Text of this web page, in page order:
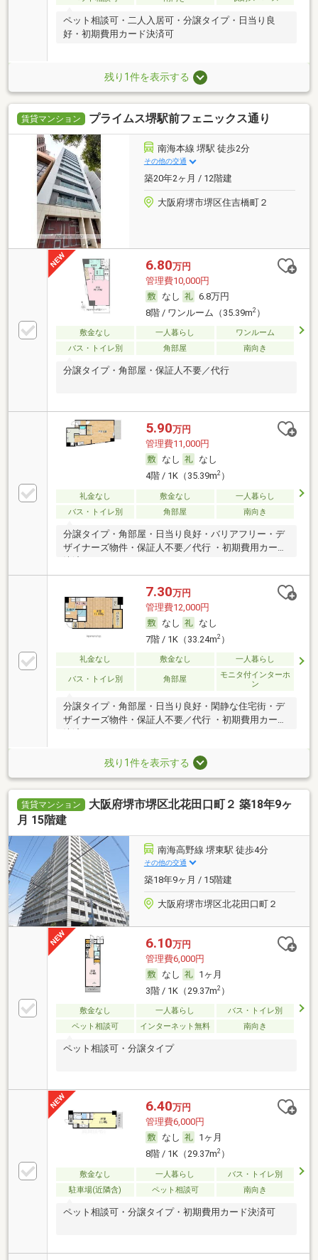
ペット相談可・二人入居可・分譲タイプ・日当り良
好・初期費用カード決済可
残り1件を表示する
賃貸マンション プライムス堺駅前フェニックス通り
南海本線 堺駅 徒歩2分
その他の交通
築20年2ヶ月 / 12階建
大阪府堺市堺区住吉橋町２
6.80万円
管理費10,000円
なし
6.8万円
8階 / ワンルーム（35.39m2）
敷金なし 一人暮らし
ワンルーム
バス・トイレ別
角部屋 南向き
分譲タイプ・角部屋・保証人不要／代行
5.90万円
管理費11,000円
なし
なし
4階 / 1K（35.39m2）
礼金なし 敷金なし
一人暮らし
バス・トイレ別
角部屋 南向き
分譲タイプ・角部屋・日当り良好・バリアフリー・デ
ザイナーズ物件・保証人不要／代行 ・初期費用カード
決済可
7.30万円
管理費12,000円
なし
なし
7階 / 1K（33.24m2）
礼金なし 敷金なし 一人暮らし
バス・トイレ別 角部屋
モニタ付インターホ
ン
分譲タイプ・角部屋・日当り良好・閑静な住宅街・デ
ザイナーズ物件・保証人不要／代行 ・初期費用カード
残り1件を表示する
賃貸マンション
大阪府堺市堺区北花田口町２ 築18年9ヶ
月 15階建
南海高野線 堺東駅 徒歩4分
その他の交通
築18年9ヶ月 / 15階建
大阪府堺市堺区北花田口町２
6.10万円
管理費6,000円
なし
1ヶ月
3階 / 1K（29.37m2）
敷金なし 一人暮らし
バス・トイレ別
ペット相談可
インターネット無料 南向き
ペット相談可・分譲タイプ
6.40万円
管理費6,000円
なし
1ヶ月
8階 / 1K（29.37m2）
敷金なし 一人暮らし
バス・トイレ別
駐車場(近隣含)
ペット相談可 南向き
ペット相談可・分譲タイプ・初期費用カード決済可